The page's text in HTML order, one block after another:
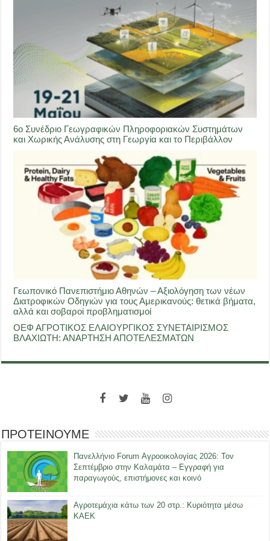
6ο Συνέδριο Γεωγραφικών Πληροφοριακών Συστημάτων
και Χωρικής Ανάλυσης στη Γεωργία και το Περιβάλλον
Γεωπονικό Πανεπιστήμιο Αθηνών – Αξιολόγηση των νέων
Διατροφικών Οδηγιών για τους Αμερικανούς: θετικά βήματα,
αλλά και σοβαροί προβληματισμοί
ΟΕΦ ΑΓΡΟΤΙΚΟΣ ΕΛΑΙΟΥΡΓΙΚΟΣ ΣΥΝΕΤΑΙΡΙΣΜΟΣ
ΒΛΑΧΙΩΤΗ: ΑΝΑΡΤΗΣΗ ΑΠΟΤΕΛΕΣΜΑΤΩΝ
ΠΡΟΤΕΙΝΟΥΜΕ
Πανελλήνιο Forum Αγροοικολογίας 2026: Τον
Σεπτέμβριο στην Καλαμάτα – Εγγραφή για
παραγωγούς, επιστήμονες και κοινό
Αγροτεμάχια κάτω των 20 στρ.: Κυριότητα μέσω
ΚΑΕΚ